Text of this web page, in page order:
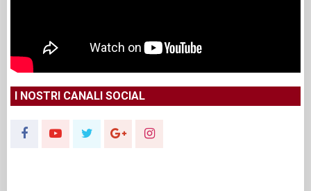
I NOSTRI CANALI SOCIAL